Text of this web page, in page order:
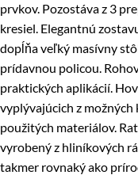
prvkov. Pozostáva z 3
kresiel. Elegantnú
dopĺňa veľký masívny
prídavnou policou.
praktických aplikácií.
vyplývajúcich z
použitých materiálov.
vyrobený z hliníkových
takmer rovnaký ako